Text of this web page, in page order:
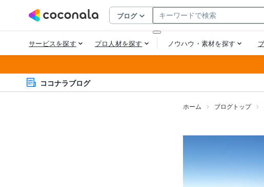
ココナラブログ
ホーム ブログトップ